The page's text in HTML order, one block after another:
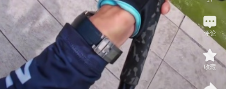
评论
收藏